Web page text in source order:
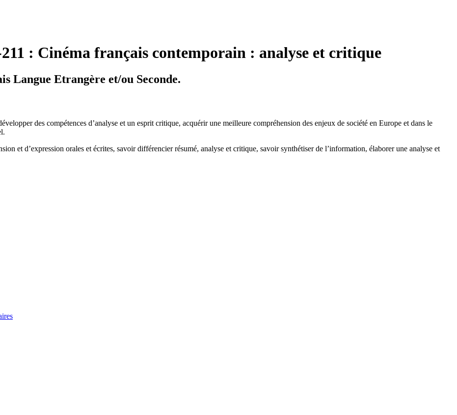
: Cinéma français contemporain : analyse et critique
Langue Etrangère et/ou Seconde.
des compétences d’analyse et un esprit critique, acquérir une meilleure compréhension des enjeux de société en Europe et dans le
et d’expression orales et écrites, savoir différencier résumé, analyse et critique, savoir synthétiser de l’information, élaborer une analyse et